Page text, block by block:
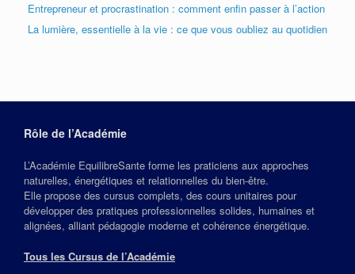
Entrepreneur et procrastination : comment enfin passer à l’action
La lumière, essentielle à la vie : ce que vous oubliez au quotidien
Rôle de l’Académie
L’Académie EquilibreSante forme les praticiens aux approches
naturelles, énergétiques et relationnelles du bien‑être.
Elle propose des cursus complets, des cours unitaires pour
développer des pratiques professionnelles solides, humaines et
alignées, alliant pédagogie moderne et cohérence énergétique.
Tous les Cursus de l’Académie